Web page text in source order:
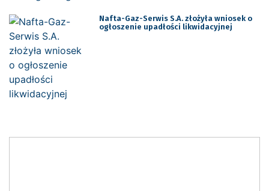
Nafta-Gaz-Serwis S.A. złożyła wniosek o
ogłoszenie upadłości likwidacyjnej